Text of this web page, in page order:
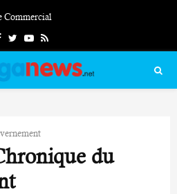
Commercial
FacebookTwitterYoutube
Rss
du